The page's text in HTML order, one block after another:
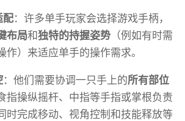
配：许多单手玩家会选择游戏手柄，
布局和独特的持握姿势 （例如有时需
作）来适应单手的操作需求。
：他们需要协调一只手上的所有部位
操纵摇杆、中指等手指或掌根负责
完成移动、视角控制和技能释放等